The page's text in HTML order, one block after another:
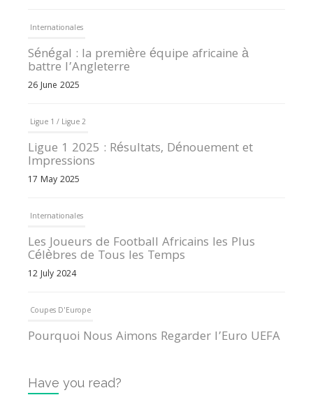
Internationales
Sénégal : la première équipe africaine à
battre l’Angleterre
26 June 2025
Ligue 1 / Ligue 2
Ligue 1 2025 : Résultats, Dénouement et
Impressions
17 May 2025
Internationales
Les Joueurs de Football Africains les Plus
Célèbres de Tous les Temps
12 July 2024
Coupes D'Europe
Pourquoi Nous Aimons Regarder l’Euro UEFA
Internationales
Have you read?